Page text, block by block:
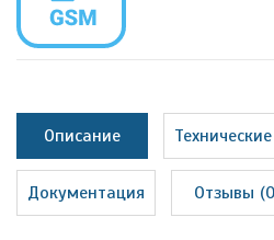
Описание
Документация Отзывы